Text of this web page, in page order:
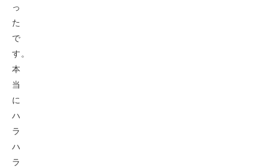
っ
た
で
す。
本
当
に
ハ
ラ
ハ
ラ